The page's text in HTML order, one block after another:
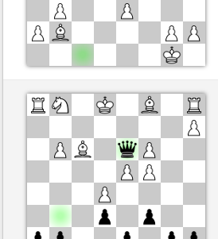
Negras
Anonymous
Blancas
Buong (1303)
Tiempo: 12 minutes/side + 8 seconds/move